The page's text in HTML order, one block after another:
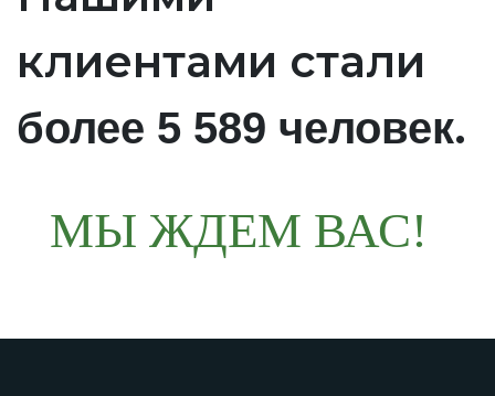
клиентами стали
более 5 589 человек.
МЫ ЖДЕМ ВАС!